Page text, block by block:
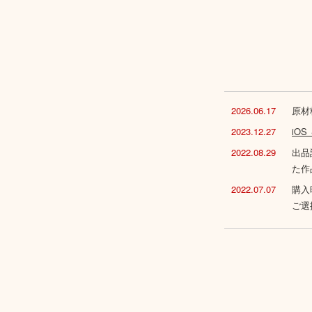
2026.06.17
原
2023.12.27
iOS
2022.08.29
出
た
2022.07.07
購
ご